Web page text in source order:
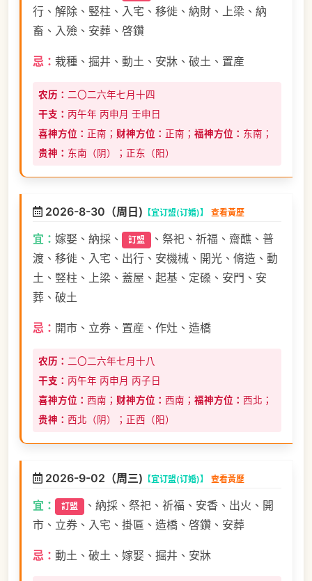
行、解除、竪柱、入宅、移徙、納財、上梁、納
畜、入殮、安葬、啓鑽
忌： 栽種、掘井、動土、安牀、破土、置産
农历： 二〇二六年七月十四
干支： 丙午年 丙申月 壬申日
喜神方位： 正南； 财神方位： 正南； 福神方位： 东南；
贵神： 东南（阴）；正东（阳）
2026-8-30（周日) 【宜订盟(订婚)】 查看黃歷
宜： 嫁娶、納採、 訂盟
、祭祀、祈福、齋醮、普
渡、移徙、入宅、出行、安機械、開光、脩造、動
土、竪柱、上梁、蓋屋、起基、定磉、安門、安
葬、破土
忌： 開市、立券、置産、作灶、造橋
农历： 二〇二六年七月十八
干支： 丙午年 丙申月 丙子日
喜神方位： 西南； 财神方位： 西南； 福神方位： 西北；
贵神： 西北（阴）；正西（阳）
2026-9-02（周三) 【宜订盟(订婚)】 查看黃歷
宜： 訂盟
、納採、祭祀、祈福、安香、出火、開
市、立券、入宅、掛匾、造橋、啓鑽、安葬
忌： 動土、破土、嫁娶、掘井、安牀